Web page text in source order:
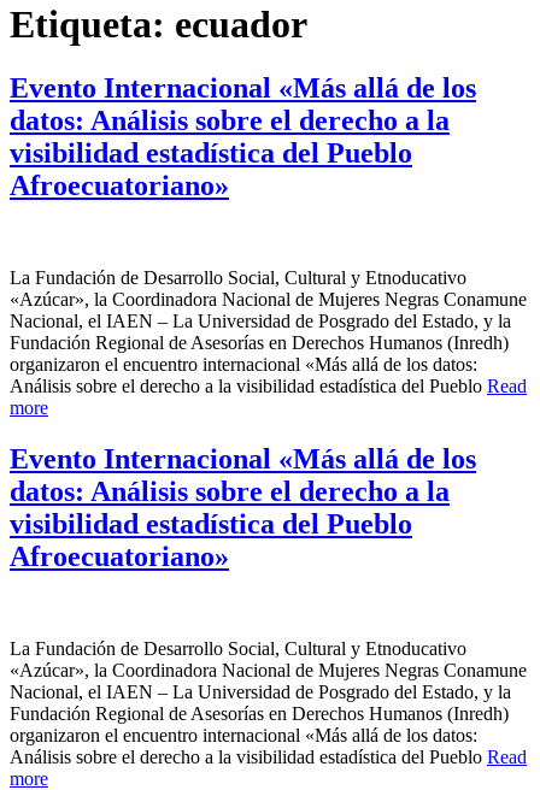
Etiqueta: ecuador
Evento Internacional «Más allá de los
datos: Análisis sobre el derecho a la
visibilidad estadística del Pueblo
Afroecuatoriano»
La Fundación de Desarrollo Social, Cultural y Etnoducativo
«Azúcar», la Coordinadora Nacional de Mujeres Negras Conamune
Nacional, el IAEN – La Universidad de Posgrado del Estado, y la
Fundación Regional de Asesorías en Derechos Humanos (Inredh)
organizaron el encuentro internacional «Más allá de los datos:
Análisis sobre el derecho a la visibilidad estadística del Pueblo Read
more
Evento Internacional «Más allá de los
datos: Análisis sobre el derecho a la
visibilidad estadística del Pueblo
Afroecuatoriano»
La Fundación de Desarrollo Social, Cultural y Etnoducativo
«Azúcar», la Coordinadora Nacional de Mujeres Negras Conamune
Nacional, el IAEN – La Universidad de Posgrado del Estado, y la
Fundación Regional de Asesorías en Derechos Humanos (Inredh)
organizaron el encuentro internacional «Más allá de los datos:
Análisis sobre el derecho a la visibilidad estadística del Pueblo Read
more